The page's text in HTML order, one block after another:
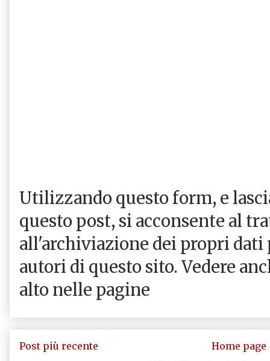
Utilizzando questo form, e
questo post, si acconsente al
all'archiviazione dei propri dati
autori di questo sito. Vedere
alto nelle pagine
Post più recente
Home page